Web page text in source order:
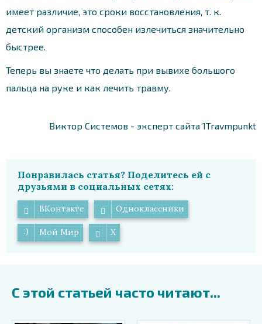
имеет различие, это сроки восстановления, т. к.
детский организм способен излечиться значительно
быстрее.
Теперь вы знаете что делать при вывихе большого
пальца на руке и как лечить травму.
Виктор Системов - эксперт сайта 1Travmpunkt
Понравилась статья? Поделитесь ей с
друзьями в социальных сетях:
ВКонтакте Одноклассники
Мой Мир X
С этой статьей часто читают...